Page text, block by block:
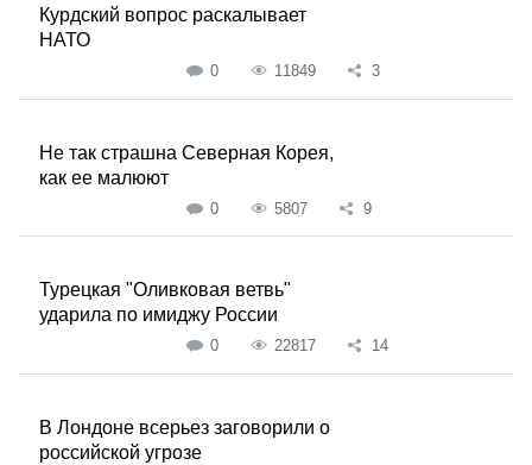
Курдский вопрос раскалывает
НАТО
0 11849 3
Не так страшна Северная Корея,
как ее малюют
0 5807 9
Турецкая "Оливковая ветвь"
ударила по имиджу России
0 22817 14
В Лондоне всерьез заговорили о
российской угрозе